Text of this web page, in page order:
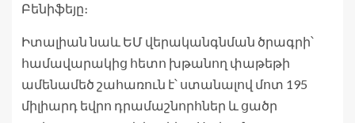
Բենիֆեյը։
Իտալիան նաև ԵՄ վերականգնման ծրագրի՝
համավարակից հետո խթանող փաթեթի
ամենամեծ շահառուն է՝ ստանալով մոտ 195
միլիարդ եվրո դրամաշնորհներ և ցածր